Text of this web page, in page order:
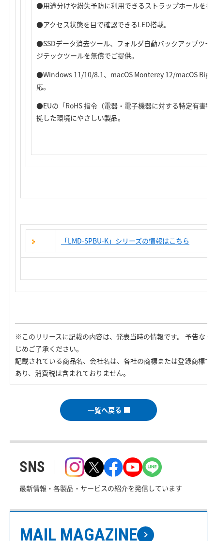
●用途分けや紛失予防に利用できるストラップホールを搭
●アクセス状態を目で確認できるLED搭載。
●SSDデータ消去ツール、フォルダ自動バックアップツー
ジテックツールを無償でご提供。
●Windows 11/10/8.1、macOS Monterey 12/macOS Big
応。
●EUの「RoHS 指令（電器・電子機器に対する特定有害物
拠した環境にやさしい製品。
「LMD-SPBU-K」シリーズの情報はこちら
※このリリースに記載の内容は、発表当時の情報です。 予告なく
じめご了承ください。
記載されている商品名、会社名は、各社の商標または登録商標で
あり、消費税は含まれておりません。
一覧へ戻る
SNS
最新情報・各製品・サービスの紹介を発信しています
MAIL MAGAZINE